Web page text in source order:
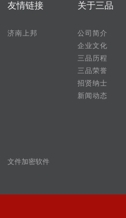
友情链接
济南上邦
关于三品
公司简介
企业文化
三品历程
三品荣誉
招贤纳士
新闻动态
文件加密软件